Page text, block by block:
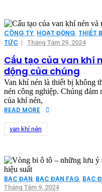
CÔNG TY, HOẠT ĐỘNG, THIẾT
TỨC | Tháng Tám 29, 2024
Cấu tạo của van khí
động của chúng
Van khí nén là thiết bị không
nén công nghiệp. Chúng
của khí nén,
READ MORE
van khí nén
BẠC ĐẠN, BẠC ĐẠN FAG, BẠC
Tháng Tám 9, 2024